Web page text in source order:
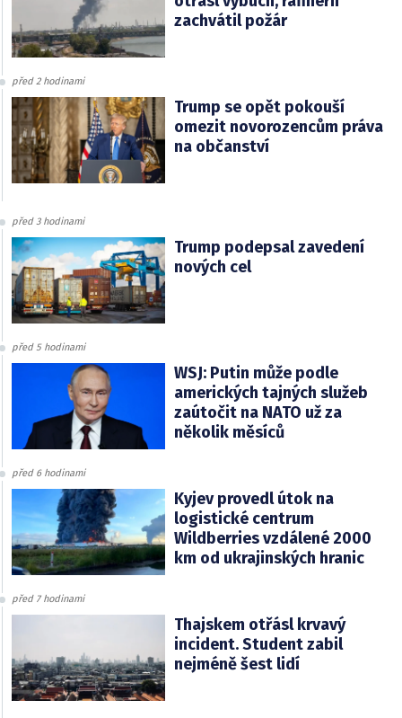
zachvátil požár
před 2 hodinami
Trump se opět pokouší
omezit novorozencům práva
na občanství
před 3 hodinami
Trump podepsal zavedení
nových cel
před 5 hodinami
WSJ: Putin může podle
amerických tajných služeb
zaútočit na NATO už za
několik měsíců
před 6 hodinami
Kyjev provedl útok na
logistické centrum
Wildberries vzdálené 2000
km od ukrajinských hranic
před 7 hodinami
Thajskem otřásl krvavý
incident. Student zabil
nejméně šest lidí